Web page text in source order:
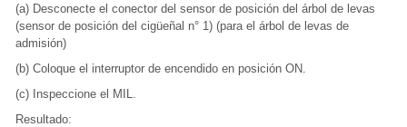
(a) Desconecte el conector del sensor de posición del árbol de levas
(sensor de posición del cigüeñal n° 1) (para el árbol de levas de
admisión)
(b) Coloque el interruptor de encendido en posición ON.
(c) Inspeccione el MIL.
Resultado: